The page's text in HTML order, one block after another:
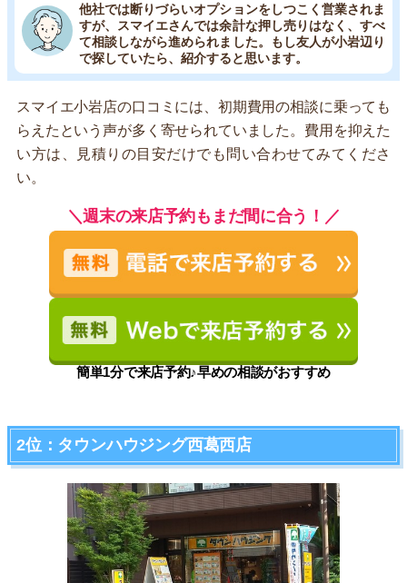
他社では断りづらいオプションをしつこく営業されま
すが、スマイエさんでは余計な押し売りはなく、すべ
て相談しながら進められました。もし友人が小岩辺り
で探していたら、紹介すると思います。
スマイエ小岩店の口コミには、初期費用の相談に乗っても
らえたという声が多く寄せられていました。費用を抑えた
い方は、見積りの目安だけでも問い合わせてみてくださ
い。
＼週末の来店予約もまだ間に合う！／
簡単1分で来店予約♪早めの相談がおすすめ
2位：タウンハウジング西葛西店